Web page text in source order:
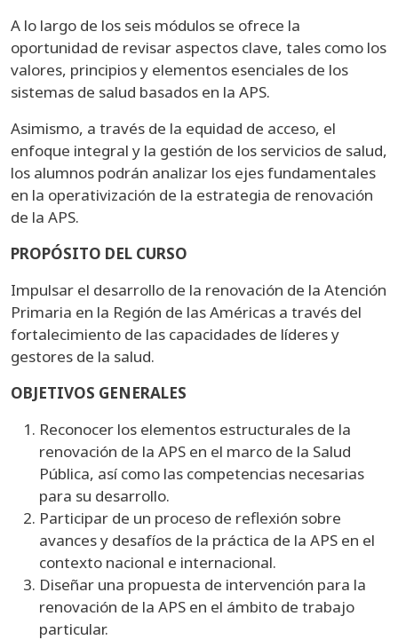
A lo largo de los seis módulos se ofrece la
oportunidad de revisar aspectos clave, tales como los
valores, principios y elementos esenciales de los
sistemas de salud basados en la APS.
Asimismo, a través de la equidad de acceso, el
enfoque integral y la gestión de los servicios de salud,
los alumnos podrán analizar los ejes fundamentales
en la operativización de la estrategia de renovación
de la APS.
PROPÓSITO DEL CURSO
Impulsar el desarrollo de la renovación de la Atención
Primaria en la Región de las Américas a través del
fortalecimiento de las capacidades de líderes y
gestores de la salud.
OBJETIVOS GENERALES
Reconocer los elementos estructurales de la
renovación de la APS en el marco de la Salud
Pública, así como las competencias necesarias
para su desarrollo.
Participar de un proceso de reflexión sobre
avances y desafíos de la práctica de la APS en el
contexto nacional e internacional.
Diseñar una propuesta de intervención para la
renovación de la APS en el ámbito de trabajo
particular.